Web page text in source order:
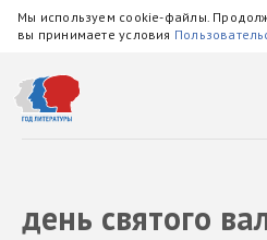
Мы используем cookie-файлы.
вы принимаете условия
день святого